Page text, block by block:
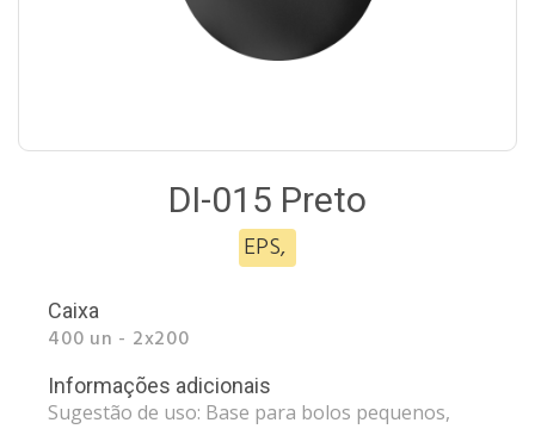
DI-015 Preto
EPS,
Caixa
400 un - 2x200
Informações adicionais
Sugestão de uso: Base para bolos pequenos,